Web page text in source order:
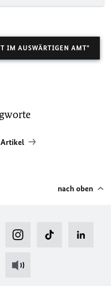
IM AUSWÄRTIGEN AMT"
nach oben